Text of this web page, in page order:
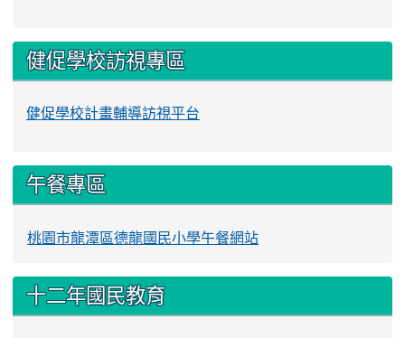
健促學校訪視專區
健促學校計畫輔導訪視平台
午餐專區
桃園市龍潭區德龍國民小學午餐網站
十二年國民教育